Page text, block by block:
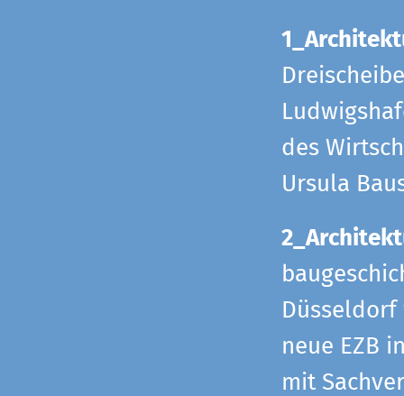
des
Ursula
neue EZB
mit